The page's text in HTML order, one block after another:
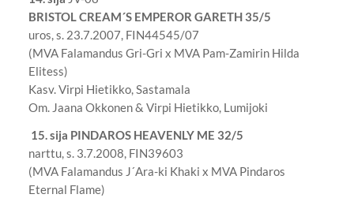
BRISTOL CREAM´S EMPEROR GARETH 35/5
uros, s. 23.7.2007, FIN44545/07
(MVA Falamandus Gri-Gri x MVA Pam-Zamirin Hilda
Elitess)
Kasv. Virpi Hietikko, Sastamala
Om. Jaana Okkonen & Virpi Hietikko, Lumijoki
15. sija PINDAROS HEAVENLY ME 32/5
narttu, s. 3.7.2008, FIN39603
(MVA Falamandus J´Ara-ki Khaki x MVA Pindaros
Eternal Flame)